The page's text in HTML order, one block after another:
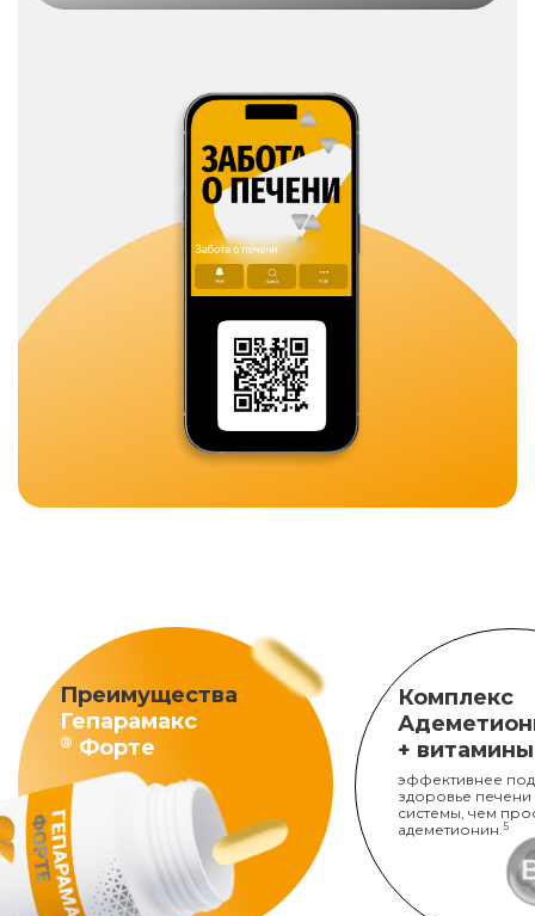
Преимущества
Гепарамакс
® Форте
Комплекс
+
эффективнее
здоровье печени
системы, чем
адеметионин. 5